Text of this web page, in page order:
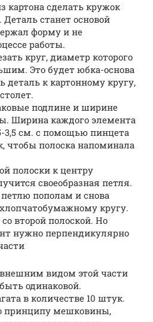
сделать кружок
станет основой
форму и не
работы.
круг, диаметр которого
Это будет юбка-основа
деталь к картонному кругу,
подлине и ширине
Ширина каждого элемента
3,5 см. с помощью пинцета
чтобы полоска напоминала
полоски к центру
своеобразная петля.
пополам и снова
кругу.
второй полоской. Но
нужно перпендикулярно
видом этой части
одинаковой.
в количестве 10 штук.
принципу мешковины,